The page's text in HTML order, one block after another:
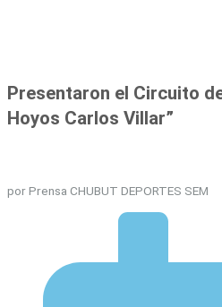
Presentaron el Circuito
Hoyos Carlos Villar”
por Prensa CHUBUT DEPORTES SEM